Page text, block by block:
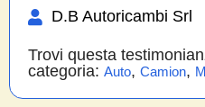
D.B Autoricambi Srl
Trovi questa
categoria: Auto, Camion,